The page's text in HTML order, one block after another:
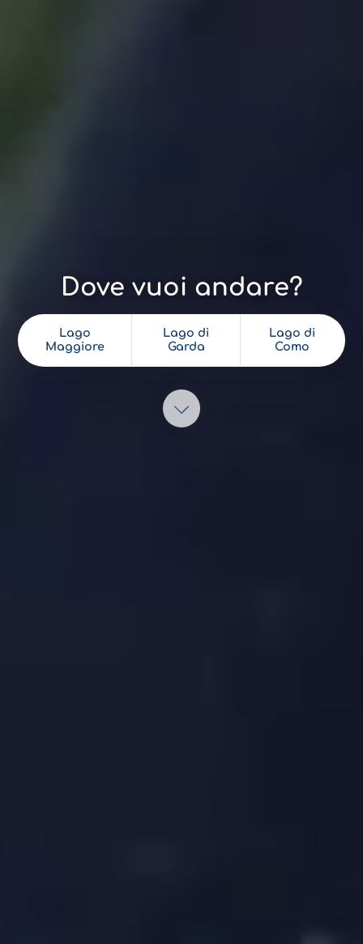
Dove vuoi andare?
Lago
Maggiore
Lago di
Garda
Lago di
Como